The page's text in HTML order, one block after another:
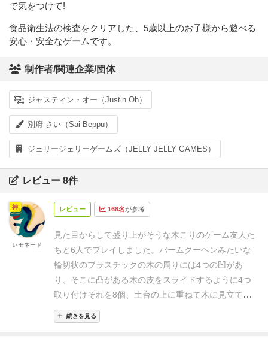
で気をつけて!
食品衛生法の検査をクリアした、5歳以上のお子様から遊べる
安心・安全なゲームです。
制作者/関連企業/団体
ジャスティン・オー（Justin Oh）
別府 さい（Sai Beppu）
ジェリージェリーゲームズ（JELLY JELLY GAMES）
レビュー 8件
レビュー 168名が参考
見た目からして盛り上がそうな木こりのゲーム友人た
ちと6人でプレイしました。 バームクーヘンみたいな
輪切状のプラスチックの木の周りには4つの凹があ
り、そこに凸がある木の皮をスライドするように4つ
取り付けそれを8個、土台の上に重ねて木に見立て プ
レイでは順番にオノのコンポーネントで
回あてて、落ちた物を全て獲得し
続きを見る
神
レモネード